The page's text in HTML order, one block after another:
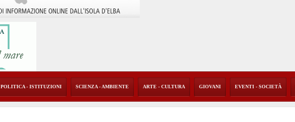
POLITICA - ISTITUZIONI SCIENZA - AMBIENTE ARTE - CULTURA GIOVANI EVENTI - SOCIETÀ